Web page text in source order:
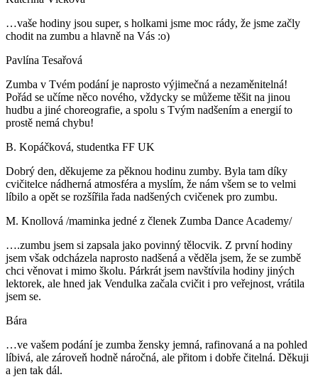
…vaše hodiny jsou super, s holkami jsme moc rády, že jsme začly
chodit na zumbu a hlavně na Vás :o)
Pavlína Tesařová
Zumba v Tvém podání je naprosto výjimečná a nezaměnitelná!
Pořád se učíme něco nového, vždycky se můžeme těšit na jinou
hudbu a jiné choreografie, a spolu s Tvým nadšením a energií to
prostě nemá chybu!
B. Kopáčková, studentka FF UK
Dobrý den, děkujeme za pěknou hodinu zumby. Byla tam díky
cvičitelce nádherná atmosféra a myslím, že nám všem se to velmi
líbilo a opět se rozšířila řada nadšených cvičenek pro zumbu.
M. Knollová /maminka jedné z členek Zumba Dance Academy/
….zumbu jsem si zapsala jako povinný tělocvik. Z první hodiny
jsem však odcházela naprosto nadšená a věděla jsem, že se zumbě
chci věnovat i mimo školu. Párkrát jsem navštívila hodiny jiných
lektorek, ale hned jak Vendulka začala cvičit i pro veřejnost, vrátila
jsem se.
Bára
…ve vašem podání je zumba žensky jemná, rafinovaná a na pohled
líbivá, ale zároveň hodně náročná, ale přitom i dobře čitelná. Děkuji
a jen tak dál.